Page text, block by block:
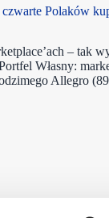
Polaków
– tak
Własny:
Allegro